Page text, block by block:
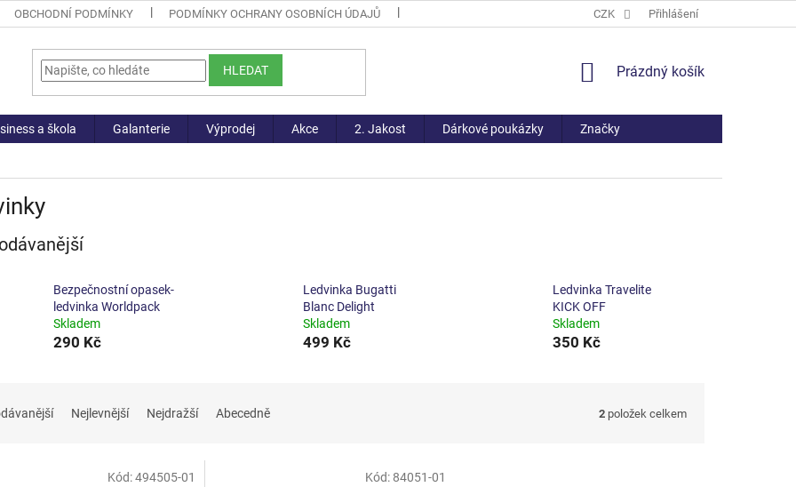
OBCHODNÍ PODMÍNKY PODMÍNKY OCHRANY OSOBNÍCH ÚDAJŮ ČASTO KLADENÉ DOTAZY
CZK Přihlášení
HLEDAT
NÁKUPNÍ
Prázdný košík
a škola Galanterie Výprodej Akce 2. Jakost Dárkové poukázky Značky
Bezpečnostní opasek-
ledvinka Worldpack
Skladem
290 Kč
Ledvinka Bugatti
Blanc Delight
Skladem
499 Kč
Ledvinka Travelite
KICK OFF
Skladem
350 Kč
Nejlevnější Nejdražší Abecedně 2 položek celkem
Kód:494505-01 Kód: 84051-01